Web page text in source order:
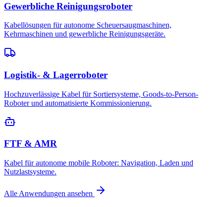
Gewerbliche Reinigungsroboter
Kabellösungen für autonome Scheuersaugmaschinen,
Kehrmaschinen und gewerbliche Reinigungsgeräte.
Logistik- & Lagerroboter
Hochzuverlässige Kabel für Sortiersysteme, Goods-to-Person-
Roboter und automatisierte Kommissionierung.
FTF & AMR
Kabel für autonome mobile Roboter: Navigation, Laden und
Nutzlastsysteme.
Alle Anwendungen ansehen